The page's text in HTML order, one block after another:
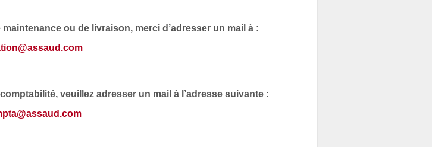
ou de livraison, merci d’adresser un mail à :
veuillez adresser un mail à l’adresse suivante :